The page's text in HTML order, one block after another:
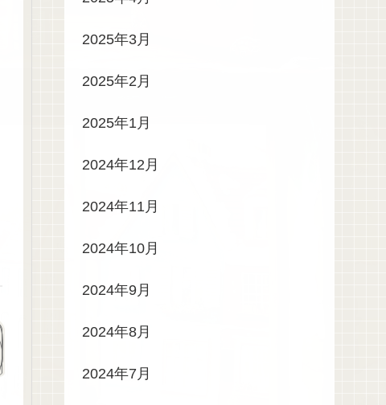
2025年3月
2025年2月
2025年1月
2024年12月
2024年11月
2024年10月
2024年9月
2024年8月
2024年7月